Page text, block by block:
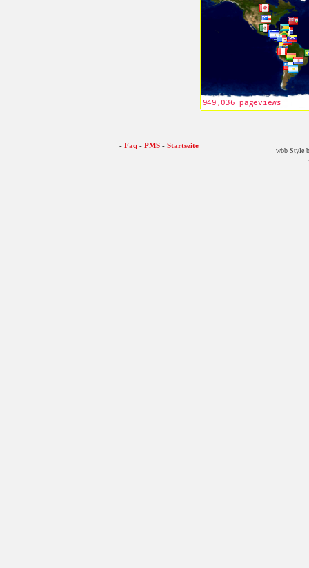
- Faq - PMS - Startseite
wbb Style